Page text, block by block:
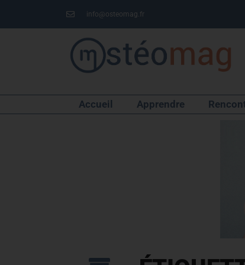
info@osteomag.fr
Accueil Apprendre